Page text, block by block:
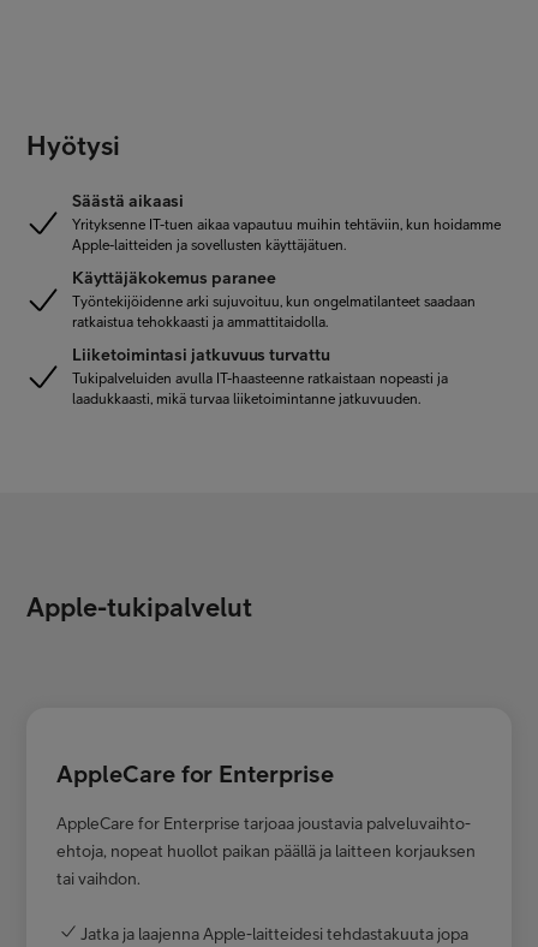
Hyötysi
Säästä aikaasi
Yrityksenne IT-tuen aikaa vapautuu muihin tehtäviin, kun hoidamme
Apple-laitteiden ja sovellusten käyttäjätuen.
Käyttäjäkokemus paranee
Työntekijöidenne arki sujuvoituu, kun ongelmatilanteet saadaan
ratkaistua tehokkaasti ja ammattitaidolla.
Liiketoimintasi jatkuvuus turvattu
Tukipalveluiden avulla IT-haasteenne ratkaistaan nopeasti ja
laadukkaasti, mikä turvaa liiketoimintanne jatkuvuuden.
Apple-tukipalvelut
AppleCare for Enterprise
AppleCare for Enterprise tarjoaa joustavia palvelu­vaihto­
ehtoja, nopeat huollot paikan päällä ja laitteen korjauksen
tai vaihdon.
Jatka ja laajenna Apple-laitteidesi tehdastakuuta jopa